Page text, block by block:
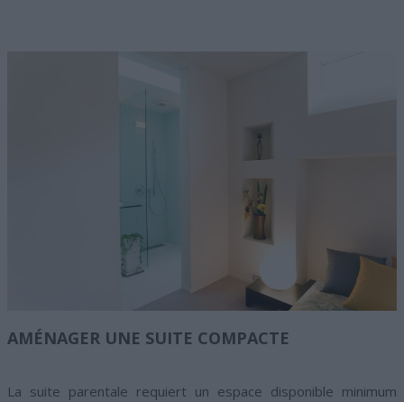
AMÉNAGER UNE SUITE COMPACTE
La suite parentale requiert un espace disponible minimum